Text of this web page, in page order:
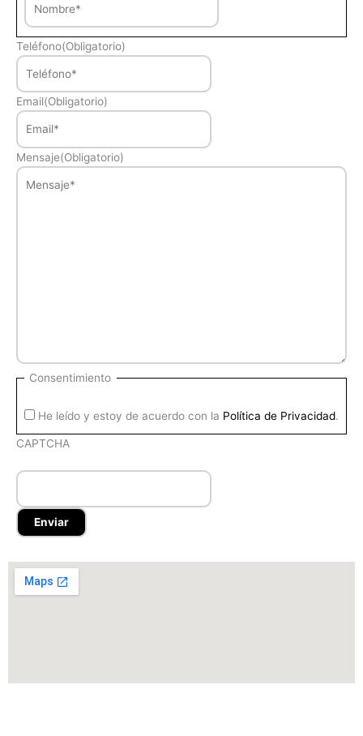
Teléfono(Obligatorio)
Email(Obligatorio)
Mensaje(Obligatorio)
Consentimiento
He leído y estoy de acuerdo con la Política de Privacidad.
CAPTCHA